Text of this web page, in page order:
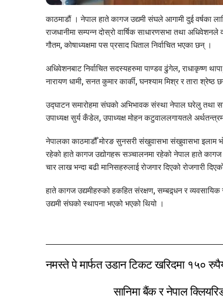
काठमाडौं । नेपाल हाते कागज उद्यमी संघले आगामी दुई वर्षका
राजधानीमा सम्पन्न दोस्रो वार्षिक साधारणसभा तथा
गौतम, कोषाध्यक्षमा पस प्रसाद धिताल निर्वाचित भएका छन् ।
अधिवेशनबाट निर्वाचित सदस्यहरुमा पाण्डव ढुंगेल, राधाकृष्ण
नारायण धामी, सनत कुमार कार्की, घनश्याम मिश्र र तारा श्रेष्ठ
उद्घाटन समारोहमा संघको अभिभावक संस्था नेपाल घरेलु तथा
उपाध्यक्ष सुर्य कँडेल, उपाध्यक्ष मोहन कटुवाललगायतले
नेपालका काठमाडौँ मोरङ सुनसरी संखुवासभा संखुवासभा इलाम
रहेको हाते कागज उद्योगहरू सञ्चालनमा रहेको नेपाल हाते
चार लाख भन्दा बढी मानिसहरुलाई रोजगार दिएको रोजगारी
हाते कागज उद्यमीहरुको हकहित संरक्षण, सम्बद्र्धन र
उद्यमी संघको स्थापना भएको भएको थियो ।
नमस्ते पे मार्फत उडान टिकट खरिदमा १५०
सानिमा बैंक र नेपाल